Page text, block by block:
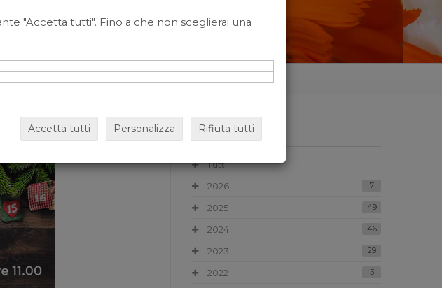
ARCHIVIO
Tutti
2026
7
2025 49
2024 46
2023 29
2022 3
"Accetta tutti". Fino a che non sceglierai una
Accetta tutti Personalizza Rifiuta tutti